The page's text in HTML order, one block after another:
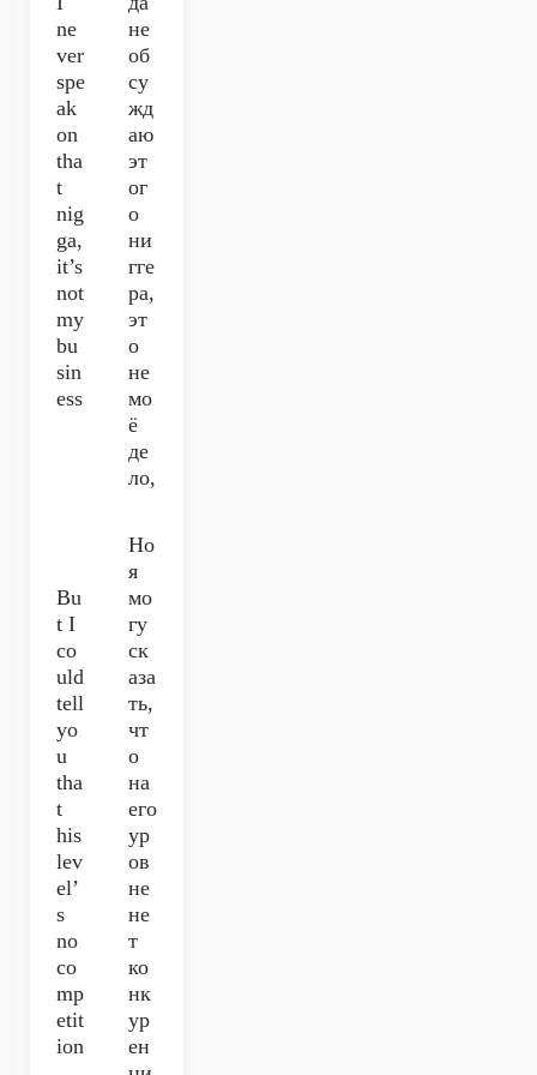
ne
ver
spe
ak
on
tha
t
nig
ga,
it’s
not
my
bu
sin
ess
не
об
су
жд
аю
эт
ог
о
ни
гге
ра,
эт
о
не
мо
ё
де
ло,
Bu
t I
co
uld
tell
yo
u
tha
t
his
lev
el’
s
no
co
mp
etit
ion
Но
я
мо
гу
ск
аза
ть,
чт
о
на
его
ур
ов
не
не
т
ко
нк
ур
ен